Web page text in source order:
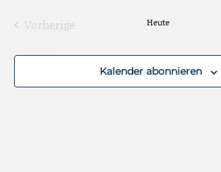
Vorherige
Heute
Kalender abonnieren